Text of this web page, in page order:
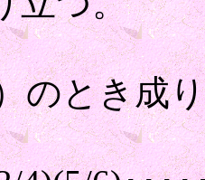
とき成り